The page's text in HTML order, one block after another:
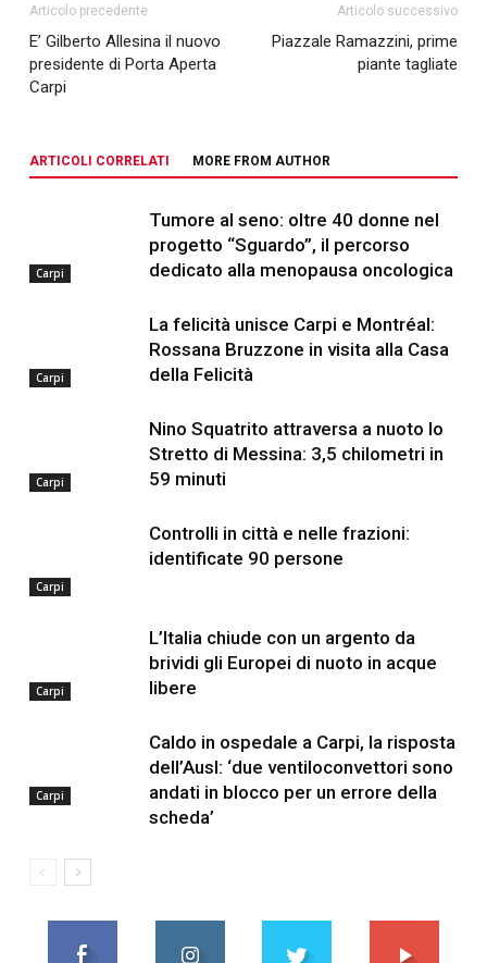
Articolo precedente
E’ Gilberto Allesina il nuovo
presidente di Porta Aperta
Carpi
Articolo successivo
Piazzale Ramazzini, prime
piante tagliate
ARTICOLI CORRELATI MORE FROM AUTHOR
Carpi
Tumore al seno: oltre 40 donne nel
progetto “Sguardo”, il percorso
dedicato alla menopausa oncologica
Carpi
La felicità unisce Carpi e Montréal:
Rossana Bruzzone in visita alla Casa
della Felicità
Carpi
Nino Squatrito attraversa a nuoto lo
Stretto di Messina: 3,5 chilometri in
59 minuti
Carpi
Controlli in città e nelle frazioni:
identificate 90 persone
Carpi
L’Italia chiude con un argento da
brividi gli Europei di nuoto in acque
libere
Carpi
Caldo in ospedale a Carpi, la risposta
dell’Ausl: ‘due ventiloconvettori sono
andati in blocco per un errore della
scheda’